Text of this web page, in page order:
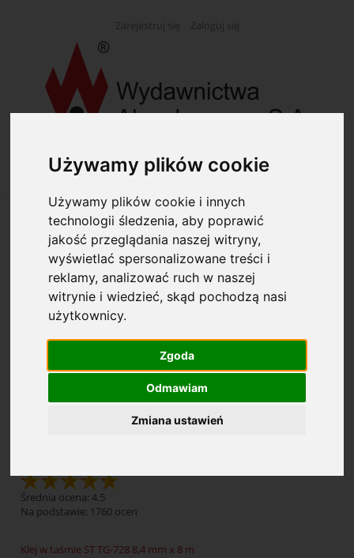
Używamy plików cookie
Używamy plików cookie i innych
technologii śledzenia, aby poprawić
jakość przeglądania naszej witryny,
wyświetlać spersonalizowane treści i
reklamy, analizować ruch w naszej
witrynie i wiedzieć, skąd pochodzą nasi
użytkownicy.
Zgoda
Odmawiam
Zmiana ustawień
Opcje przeglądania
Kategorie: Kleje
Producent: (wybierz)
Średnia ocena: 4.5
Na podstawie: 1760 ocen
Klej w taśmie ST TG-728 8,4 mm x 8 m